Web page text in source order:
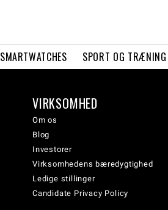
SMARTWATCHES SPORT OG TRÆNING
VIRKSOMHED
Om os
Blog
Investorer
Virksomhedens bæredygtighed
Ledige stillinger
Candidate Privacy Policy